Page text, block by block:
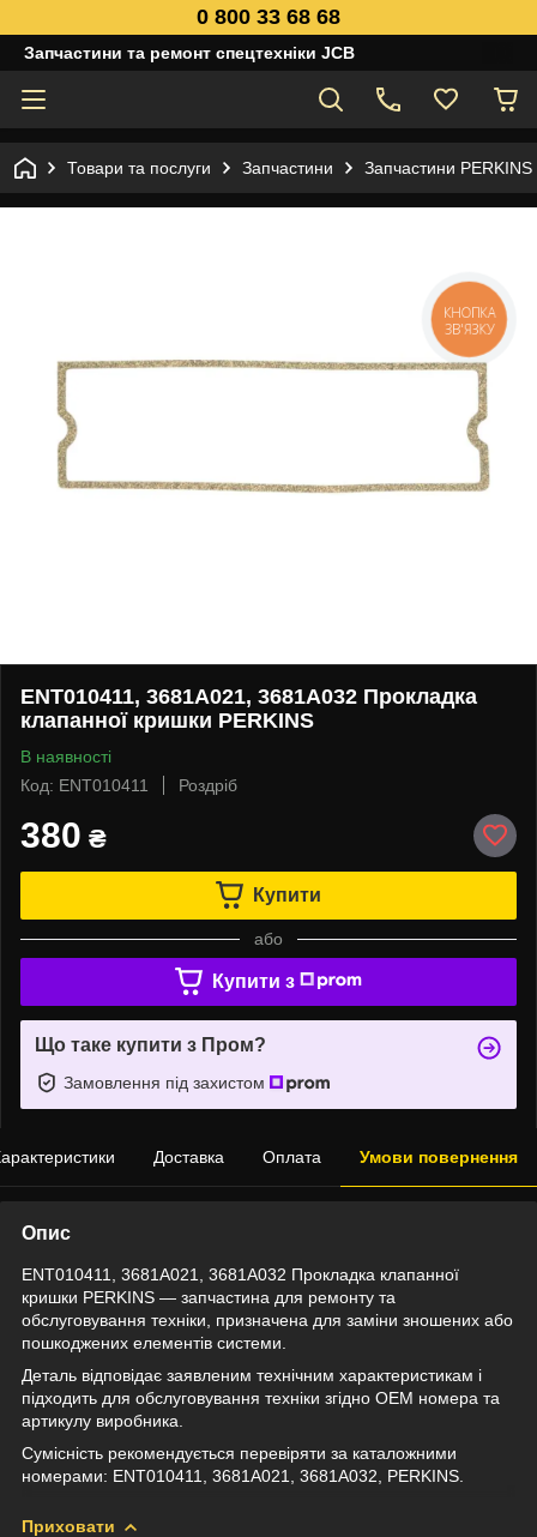
0 800 33 68 68
Запчастини та ремонт спецтехніки JCB
Товари та послуги Запчастини Запчастини PERKINS
ENT010411, 3681A021, 3681A032 Прокладка
клапанної кришки PERKINS
В наявності
Код: ENT010411
Роздріб
380 ₴
Купити
або
Купити з
Що таке купити з Пром?
Замовлення під захистом
Доставка Оплата Умови повернення
Опис
ENT010411, 3681A021, 3681A032 Прокладка клапанної
кришки PERKINS — запчастина для ремонту та
обслуговування техніки, призначена для заміни зношених або
пошкоджених елементів системи.
Деталь відповідає заявленим технічним характеристикам і
підходить для обслуговування техніки згідно OEM номера та
артикулу виробника.
Сумісність рекомендується перевіряти за каталожними
номерами: ENT010411, 3681A021, 3681A032, PERKINS.
Приховати
КНОПКА
ЗВ'ЯЗКУ